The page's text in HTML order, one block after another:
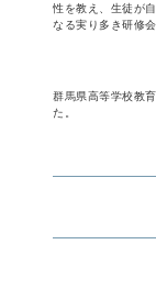
性を教え、生徒が
なる実り多き研修会
群馬県高等学校教
た。